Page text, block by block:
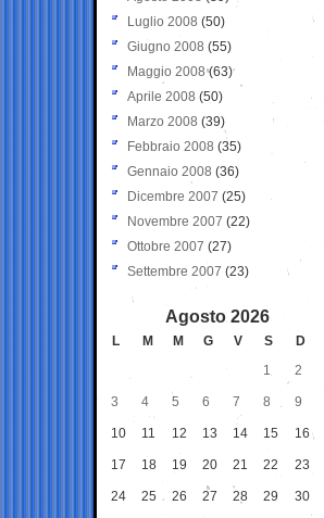
Luglio 2008 (50)
Giugno 2008 (55)
Maggio 2008(63)
Aprile 2008 (50)
Marzo 2008 (39)
Febbraio 2008 (35)
Gennaio 2008 (36)
Dicembre 2007 (25)
Novembre 2007 (22)
Ottobre 2007 (27)
Settembre 2007 (23)
Agosto 2026
L M M G V S
D
1
2
3 4 5 6 7 8 9
10 11 12 13 14 15 16
17 18 19 20 21 22 23
24 25 26 27 28 29 30